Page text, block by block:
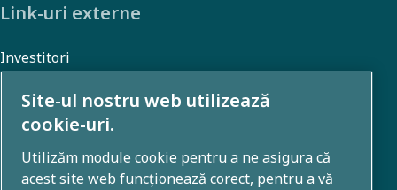
Link-uri externe
Investitori
Despre noi
Site-ul nostru web utilizează
cookie-uri.
Utilizăm module cookie pentru a ne asigura că
acest site web funcționează corect, pentru a vă